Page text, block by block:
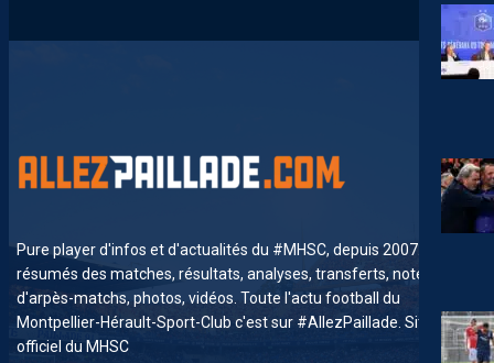
Pure player d'infos et d'actualités du #MHSC, depuis 2007. News,
résumés des matches, résultats, analyses, transferts, notes
d'arpès-matchs, photos, vidéos. Toute l'actu football du
Montpellier-Hérault-Sport-Club c'est sur #AllezPaillade. Site non-
officiel du MHSC